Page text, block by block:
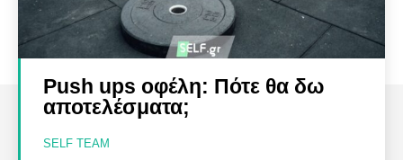
Push ups οφέλη: Πότε θα δω
αποτελέσματα;
SELF TEAM